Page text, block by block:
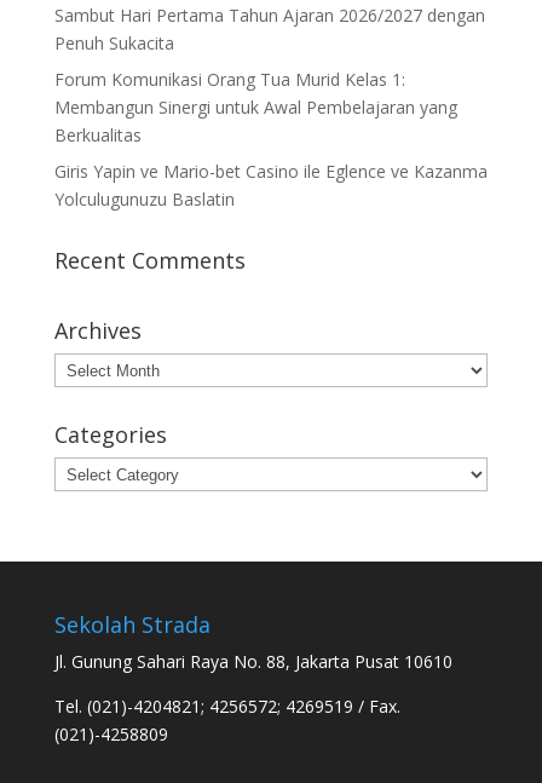
Sambut Hari Pertama Tahun Ajaran 2026/2027 dengan
Penuh Sukacita
Forum Komunikasi Orang Tua Murid Kelas 1:
Membangun Sinergi untuk Awal Pembelajaran yang
Berkualitas
Giris Yapin ve Mario-bet Casino ile Eglence ve Kazanma
Yolculugunuzu Baslatin
Recent Comments
Archives
Archives
Categories
Categories
Sekolah Strada
Jl. Gunung Sahari Raya No. 88, Jakarta Pusat 10610
Tel. (021)-4204821; 4256572; 4269519 / Fax.
(021)-4258809